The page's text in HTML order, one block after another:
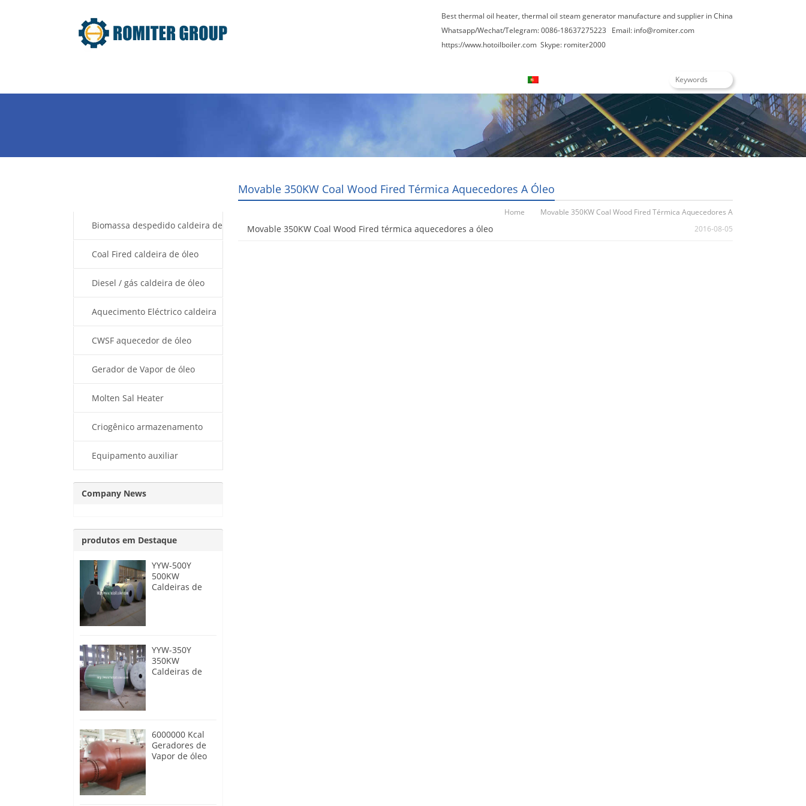
Best thermal oil heater, thermal oil steam generator manufacture and supplier in China
Whatsapp/Wechat/Telegram: 0086-18637275223 Email: info@romiter.com
https://www.hotoilboiler.com Skype: romiter2000
Movable 350KW Coal Wood Fired Térmica Aquecedores A Óleo
Home Movable 350KW Coal Wood Fired Térmica Aquecedores A
Óleo
Movable 350KW Coal Wood Fired térmica aquecedores a óleo 2016-08-05
Biomassa despedido caldeira de
óleo térmico
Coal Fired caldeira de óleo
térmicoDiesel / gás caldeira de óleo
térmicoAquecimento Eléctrico caldeira
de óleo térmico
CWSF aquecedor de óleo
térmicoGerador de Vapor de óleo
térmicoMolten Sal Heater
Criogênico armazenamento
DewarEquipamento auxiliar
Company News
produtos em Destaque
YYW-500Y
500KW
Caldeiras de
YYW-350Y
350KW
Caldeiras de
6000000 Kcal
Geradores de
Vapor de óleo